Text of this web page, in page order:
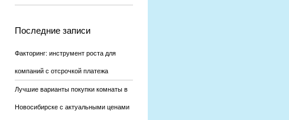
Последние записи
Факторинг: инструмент роста для
компаний с отсрочкой платежа
Лучшие варианты покупки комнаты в
Новосибирске с актуальными ценами